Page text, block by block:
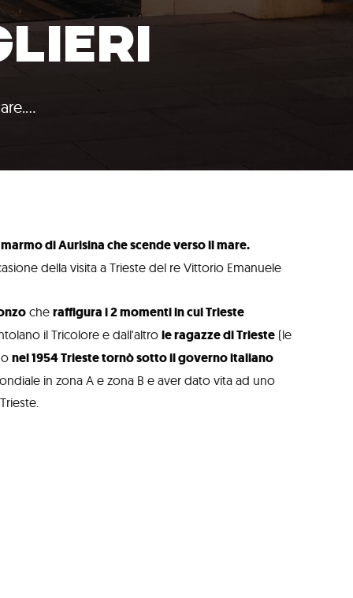
di Aurisina che scende verso il mare.
della visita a Trieste del re Vittorio Emanuele
che raffigura i 2 momenti in cui Trieste
il Tricolore e dall'altro le ragazze di Trieste(le
nel 1954 Trieste tornò sotto il governo italiano
in zona A e zona B e aver dato vita ad uno